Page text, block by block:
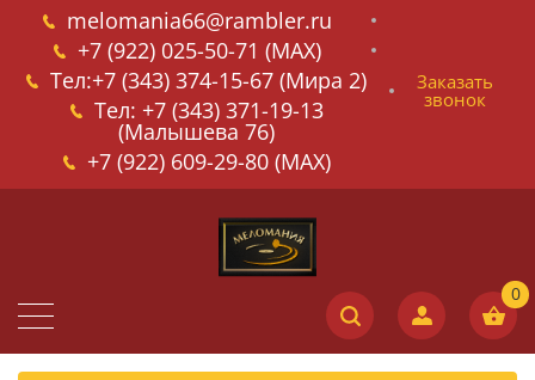
melomania66@rambler.ru
+7 (922) 025-50-71 (MAX)
Тел:+7 (343) 374-15-67 (Мира 2)
Тел: +7 (343) 371-19-13
(Малышева 76)
+7 (922) 609-29-80 (MAX)
Заказать
звонок